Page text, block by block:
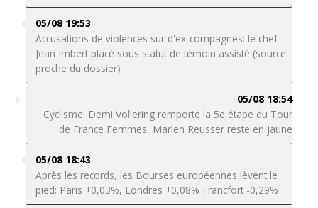
05/08 19:53
Accusations de violences sur d'ex-compagnes: le chef
Jean Imbert placé sous statut de témoin assisté (source
proche du dossier)
05/08 18:54
Cyclisme: Demi Vollering remporte la 5e étape du Tour
de France Femmes, Marlen Reusser reste en jaune
05/08 18:43
Après les records, les Bourses européennes lèvent le
pied: Paris +0,03%, Londres +0,08% Francfort -0,29%